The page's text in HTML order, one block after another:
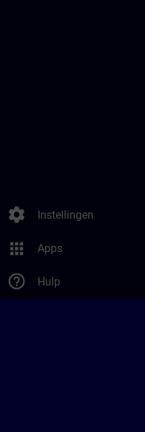
settings Instellingen
apps Apps
help_outline Hulp